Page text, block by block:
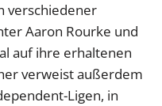
verschiedener
Aaron Rourke und
auf ihre erhaltenen
verweist außerdem
Ligen, in